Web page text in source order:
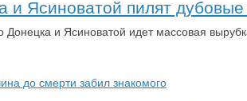
и Ясиноватой пилят
Донецка и Ясиноватой идет массовая